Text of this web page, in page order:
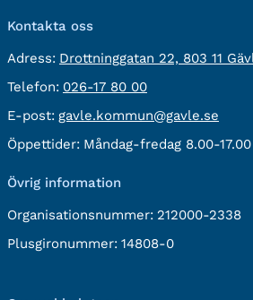
Kontakta oss
Adress: besöksadress:
Drottninggatan 22, 803 11
Telefon: Telefon:
026-17 80 00
E-post: E-
post:
gavle.kommun@gavle.se
Öppettider: Måndag-fredag 8.00-17.00
Övrig information
Organisationsnummer: 212000-2338
Plusgironummer: 14808-0